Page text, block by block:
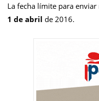
La fecha límite para
1 de abril de 2016.